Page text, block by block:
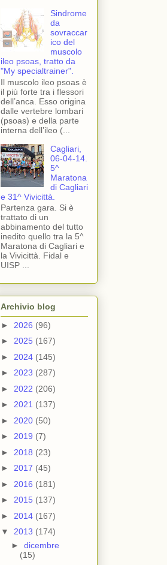
Sindrome
da
sovraccar
ico del
muscolo
ileo psoas, tratto da
"My specialtrainer".
Il muscolo ileo psoas è
il più forte tra i flessori
dell’anca. Esso origina
dalle vertebre lombari
(psoas) e della parte
interna dell’ileo (...
Cagliari,
06-04-14.
5^
Maratona
di Cagliari
e 31^ Vivicittà.
Partenza gara. Si è
trattato di un
abbinamento del tutto
inedito quello tra la 5^
Maratona di Cagliari e
la Vivicittà. Fidal e
UISP ...
Archivio blog
► 2026 (96)
► 2025 (167)
► 2024 (145)
► 2023 (287)
► 2022 (206)
► 2021 (137)
► 2020 (50)
► 2019 (7)
► 2018 (23)
► 2017 (45)
► 2016 (181)
► 2015 (137)
► 2014 (167)
▼ 2013 (174)
► dicembre
(15)